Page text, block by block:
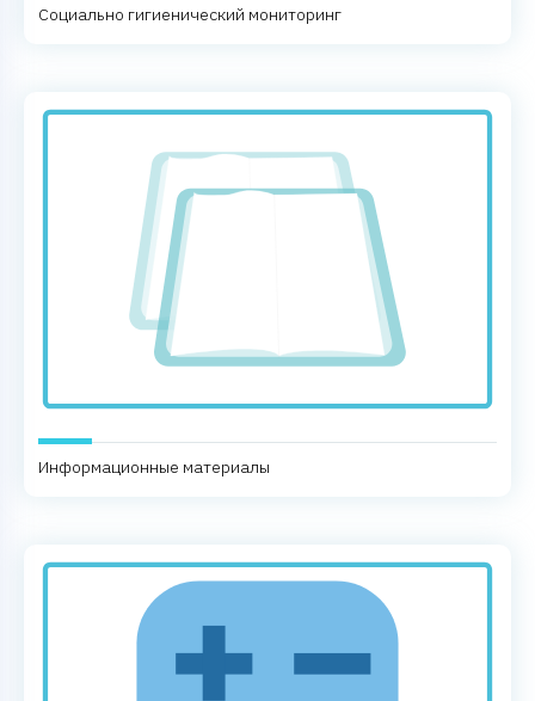
Социально гигиенический мониторинг
Информационные материалы